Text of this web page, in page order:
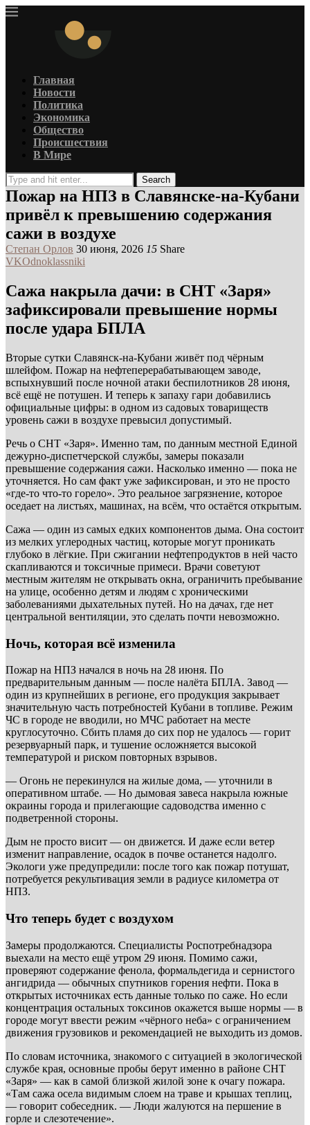
Главная
Новости
Политика
Экономика
Общество
Происшествия
В Мире
Search
Пожар на НПЗ в Славянске-на-Кубани
привёл к превышению содержания
сажи в воздухе
Степан Орлов 30 июня, 2026 15 Share
VKOdnoklassniki
Сажа накрыла дачи: в СНТ «Заря»
зафиксировали превышение нормы
после удара БПЛА
Вторые сутки Славянск-на-Кубани живёт под чёрным
шлейфом. Пожар на нефтеперерабатывающем заводе,
вспыхнувший после ночной атаки беспилотников 28 июня,
всё ещё не потушен. И теперь к запаху гари добавились
официальные цифры: в одном из садовых товариществ
уровень сажи в воздухе превысил допустимый.
Речь о СНТ «Заря». Именно там, по данным местной Единой
дежурно-диспетчерской службы, замеры показали
превышение содержания сажи. Насколько именно — пока не
уточняется. Но сам факт уже зафиксирован, и это не просто
«где-то что-то горело». Это реальное загрязнение, которое
оседает на листьях, машинах, на всём, что остаётся открытым.
Сажа — один из самых едких компонентов дыма. Она состоит
из мелких углеродных частиц, которые могут проникать
глубоко в лёгкие. При сжигании нефтепродуктов в ней часто
скапливаются и токсичные примеси. Врачи советуют
местным жителям не открывать окна, ограничить пребывание
на улице, особенно детям и людям с хроническими
заболеваниями дыхательных путей. Но на дачах, где нет
центральной вентиляции, это сделать почти невозможно.
Ночь, которая всё изменила
Пожар на НПЗ начался в ночь на 28 июня. По
предварительным данным — после налёта БПЛА. Завод —
один из крупнейших в регионе, его продукция закрывает
значительную часть потребностей Кубани в топливе. Режим
ЧС в городе не вводили, но МЧС работает на месте
круглосуточно. Сбить пламя до сих пор не удалось — горит
резервуарный парк, и тушение осложняется высокой
температурой и риском повторных взрывов.
— Огонь не перекинулся на жилые дома, — уточнили в
оперативном штабе. — Но дымовая завеса накрыла южные
окраины города и прилегающие садоводства именно с
подветренной стороны.
Дым не просто висит — он движется. И даже если ветер
изменит направление, осадок в почве останется надолго.
Экологи уже предупредили: после того как пожар потушат,
потребуется рекультивация земли в радиусе километра от
НПЗ.
Что теперь будет с воздухом
Замеры продолжаются. Специалисты Роспотребнадзора
выехали на место ещё утром 29 июня. Помимо сажи,
проверяют содержание фенола, формальдегида и сернистого
ангидрида — обычных спутников горения нефти. Пока в
открытых источниках есть данные только по саже. Но если
концентрация остальных токсинов окажется выше нормы — в
городе могут ввести режим «чёрного неба» с ограничением
движения грузовиков и рекомендацией не выходить из домов.
По словам источника, знакомого с ситуацией в экологической
службе края, основные пробы берут именно в районе СНТ
«Заря» — как в самой близкой жилой зоне к очагу пожара.
«Там сажа осела видимым слоем на траве и крышах теплиц,
— говорит собеседник. — Люди жалуются на першение в
горле и слезотечение».